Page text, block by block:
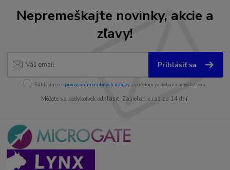
Nepremeškajte novinky, akcie a
zľavy!
Prihlásiť sa
Súhlasím sospracovaním osobných údajov za účelom zasielania newslettera.
Môžete sa kedykoľvek odhlásiť. Zasielame raz za 14 dní.